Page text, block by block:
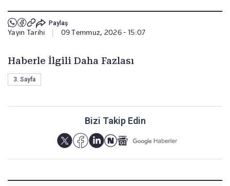
Paylaş
Yayın Tarihi 09 Temmuz, 2026 - 15:07
Haberle İlgili Daha Fazlası
3. Sayfa
Bizi Takip Edin